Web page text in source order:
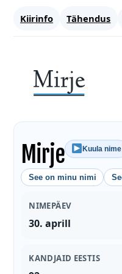
Kiirinfo Tähendus
Mirje Kuula nime
See on minu nimi
NIMEPÄEV
30. aprill
KANDJAID EESTIS